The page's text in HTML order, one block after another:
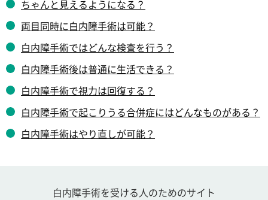
ちゃんと見えるようになる？
両目同時に白内障手術は可能？
白内障手術ではどんな検査を行う？
白内障手術後は普通に生活できる？
白内障手術で視力は回復する？
白内障手術で起こりうる合併症にはどんなものがある？
白内障手術はやり直しが可能？
白内障手術を受ける人のためのサイト